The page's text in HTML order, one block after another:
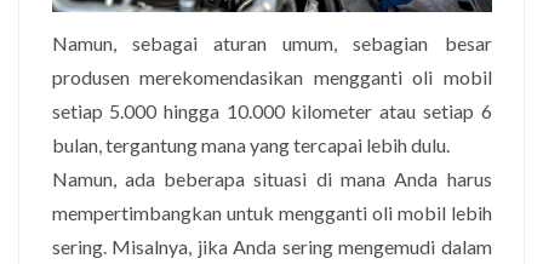
Namun, sebagai aturan umum, sebagian besar
produsen merekomendasikan mengganti oli mobil
setiap 5.000 hingga 10.000 kilometer atau setiap 6
bulan, tergantung mana yang tercapai lebih dulu.
Namun, ada beberapa situasi di mana Anda harus
mempertimbangkan untuk mengganti oli mobil lebih
sering. Misalnya, jika Anda sering mengemudi dalam